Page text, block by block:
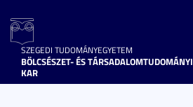
SZEGEDI TUDOMÁNYEGYETEM
BÖLCSÉSZET- ÉS TÁRSADALOMTUDOMÁNYI
KAR